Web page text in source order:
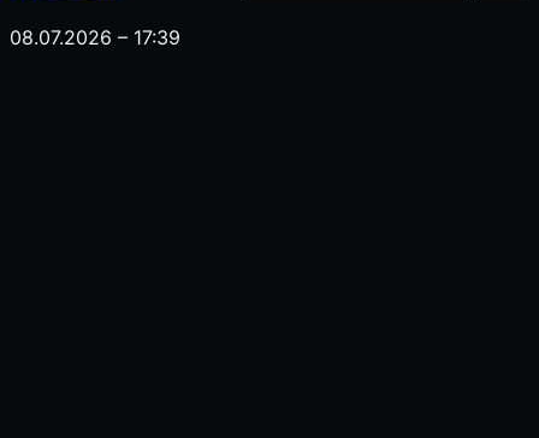
08.07.2026 – 17:39